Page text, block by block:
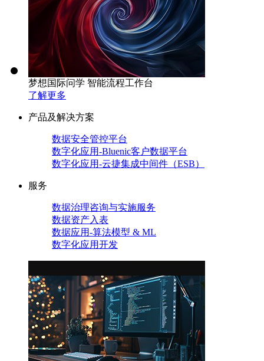
梦想国际问学 智能流程工作台
了解更多
产品及解决方案
数据安全管控平台
数字化应用-Bluenic客户数据平台
数字化应用-云捷集成中间件（ESB）
服务
数据治理咨询与实施服务
数据资产入表
数据应用-算法模型 & ML
数字化应用开发